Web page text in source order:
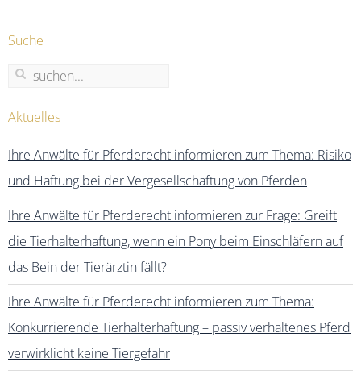
Suche
Aktuelles
Ihre Anwälte für Pferderecht informieren zum Thema: Risiko
und Haftung bei der Vergesellschaftung von Pferden
Ihre Anwälte für Pferderecht informieren zur Frage: Greift
die Tierhalterhaftung, wenn ein Pony beim Einschläfern auf
das Bein der Tierärztin fällt?
Ihre Anwälte für Pferderecht informieren zum Thema:
Konkurrierende Tierhalterhaftung – passiv verhaltenes Pferd
verwirklicht keine Tiergefahr